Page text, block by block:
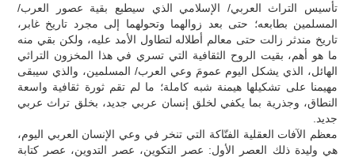
تأسيس التراث العربي/ الإسلامي الذي سيطبع بقية عصور العرب/
المسلمين بطابعه؛ حتى بعد زوالهما وتحولهما إلى مجرد تاريخ غابر،
تاريخ مندثر زالت حتى معالم أطلاله لتطاول الأمد عليه، ولكن بقي منه
ما هو أهم، بقيت الروح الثقافية التي تسري في هذا المخزون التراثي
الهائل، الذي يشكل اليوم عمومَ وعي العرب/ المسلمين، والذي سيبقى
مهيمنا على تشكيلها هيمنة شبه كاملة؛ ما لم تقم ثورة ثقافية واسعة
النطاق، وجذرية بما يكفي لخلق إنسان عربي جديد، بخلق تراث عربي
جديد.
معظم الآفات العقلية الفتّاكة التي تنخر في وعي الإنسان العربي اليوم،
هي وليدة ذلك العصر الأول: عصر التكوين، عصر التدوين، عصر كتابة